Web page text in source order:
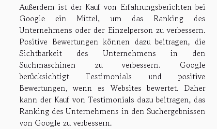
Außerdem ist der Kauf von Erfahrungsberichten bei
Google ein Mittel, um das Ranking des
Unternehmens oder der Einzelperson zu verbessern.
Positive Bewertungen können dazu beitragen, die
Sichtbarkeit des Unternehmens in den
Suchmaschinen zu verbessern. Google
berücksichtigt Testimonials und positive
Bewertungen, wenn es Websites bewertet. Daher
kann der Kauf von Testimonials dazu beitragen, das
Ranking des Unternehmens in den Suchergebnissen
von Google zu verbessern.